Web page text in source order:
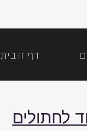
דף הבית
לחתולים